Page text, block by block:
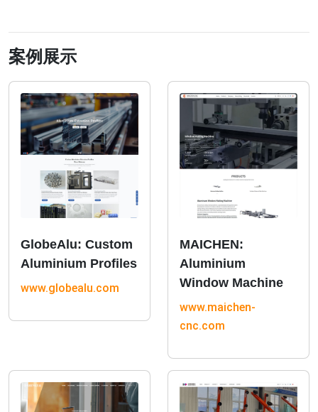
案例展示
GlobeAlu: Custom
Aluminium Profiles
www.globealu.com
MAICHEN:
Aluminium
Window Machine
www.maichen-
cnc.com